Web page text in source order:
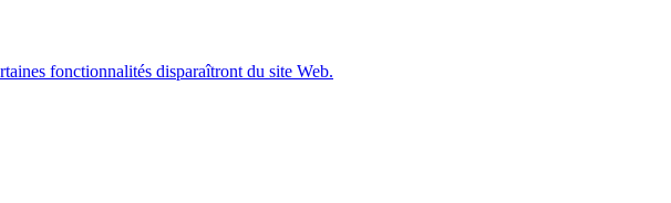
fonctionnalités disparaîtront du site Web.